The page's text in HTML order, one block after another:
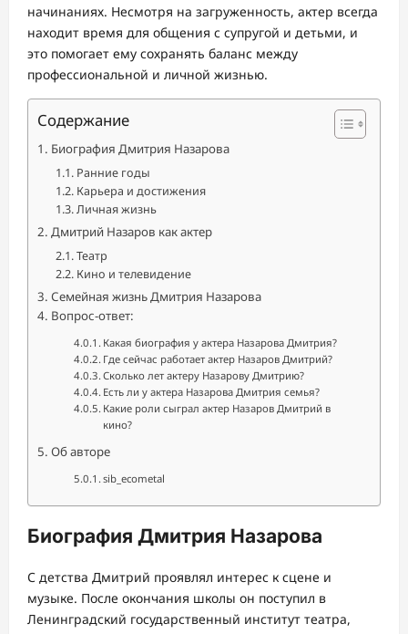
начинаниях. Несмотря на загруженность, актер всегда
находит время для общения с супругой и детьми, и
это помогает ему сохранять баланс между
профессиональной и личной жизнью.
Содержание
Биография Дмитрия Назарова
Ранние годы
Карьера и достижения
Личная жизнь
Дмитрий Назаров как актер
Театр
Кино и телевидение
Семейная жизнь Дмитрия Назарова
Вопрос-ответ:
Какая биография у актера Назарова Дмитрия?
Где сейчас работает актер Назаров Дмитрий?
Сколько лет актеру Назарову Дмитрию?
Есть ли у актера Назарова Дмитрия семья?
Какие роли сыграл актер Назаров Дмитрий в
кино?
Об авторе
sib_ecometal
Биография Дмитрия Назарова
С детства Дмитрий проявлял интерес к сцене и
музыке. После окончания школы он поступил в
Ленинградский государственный институт театра,